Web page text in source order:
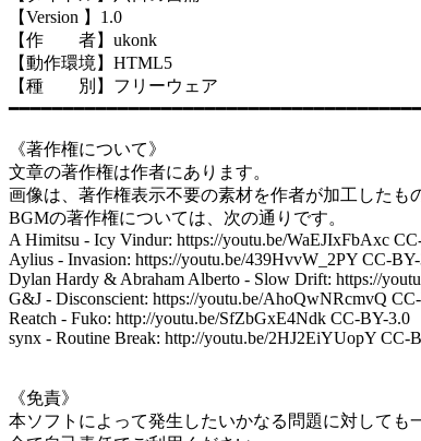
【Version 】1.0
【作 者】ukonk
【動作環境】HTML5
【種 別】フリーウェア
《著作権について》
文章の著作権は作者にあります。
画像は、著作権表示不要の素材を作者が加工したも
BGMの著作権については、次の通りです。
A Himitsu - Icy Vindur: https://youtu.be/WaEJIxFbAxc
Aylius - Invasion: https://youtu.be/439HvvW_2PY CC-
Dylan Hardy & Abraham Alberto - Slow Drift: https://
G&J - Disconscient: https://youtu.be/AhoQwNRcmvQ
Reatch - Fuko: http://youtu.be/SfZbGxE4Ndk CC-BY-3.0
synx - Routine Break: http://youtu.be/2HJ2EiYUopY CC-
《免責》
本ソフトによって発生したいかなる問題に対しても